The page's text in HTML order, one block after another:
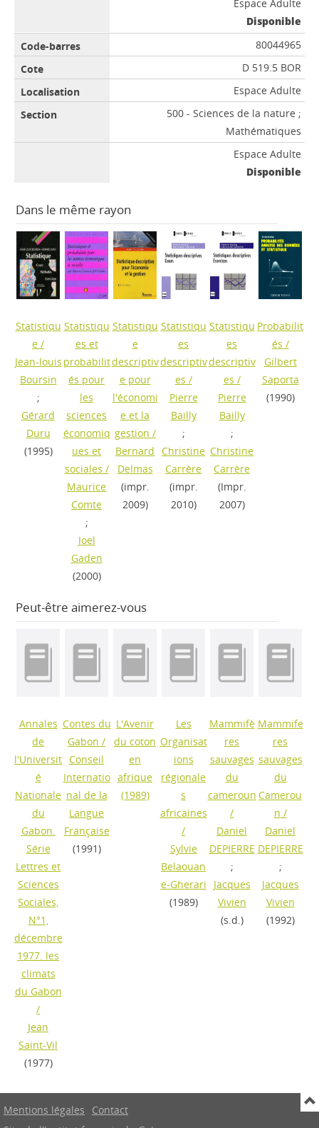
Espace Adulte
Disponible
80044965
D 519.5 BOR
Espace Adulte
500 - Sciences de la nature ;
Mathématiques
Espace Adulte
Disponible
Dans le même rayon
Statistiqu
e /
Jean-louis
Boursin
;
Gérard
Duru
(1995)
Statistiqu
es et
probabilit
és pour
les
sciences
économiq
ues et
sociales /
Maurice
Comte
;
Joel
Gaden
(2000)
Statistiqu
e
descriptiv
e pour
l'économi
e et la
gestion /
Bernard
Delmas
(impr.
2009)
Statistiqu
es
descriptiv
es /
Pierre
Bailly
;
Christine
Carrère
(impr.
2010)
Statistiqu
es
descriptiv
es /
Pierre
Bailly
;
Christine
Carrère
(Impr.
2007)
Probabilit
és /
Gilbert
Saporta
(1990)
Peut-être aimerez-vous
Annales
de
l'Universit
é
Nationale
du
Gabon.
Série
Lettres et
Sciences
Sociales,
N°1,
décembre
1977. les
climats
du Gabon
/
Jean
Saint-Vil
(1977)
Contes du
Gabon /
Conseil
Internatio
nal de la
Langue
Française
(1991)
L'Avenir
du coton
en
afrique
(1989)
Les
Organisat
ions
régionale
s
africaines
/
Sylvie
Belaouan
e-Gherari
(1989)
Mammifè
res
sauvages
du
cameroun
/
Daniel
DEPIERRE
;
Jacques
Vivien
(s.d.)
Mammife
res
sauvages
du
Camerou
n /
Daniel
DEPIERRE
;
Jacques
Vivien
(1992)
Mentions légales
Contact